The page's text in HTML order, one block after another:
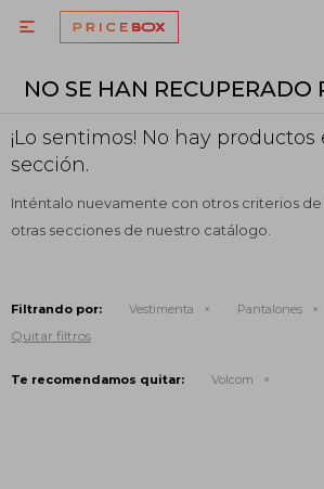

NO SE HAN RECUPERADO
¡Lo sentimos! No hay productos
sección.
Inténtalo nuevamente con otros criterios
otras secciones de nuestro catálogo.
Filtrando por: Vestimenta Pantalones
Quitar filtros
Te recomendamos quitar: Volcom